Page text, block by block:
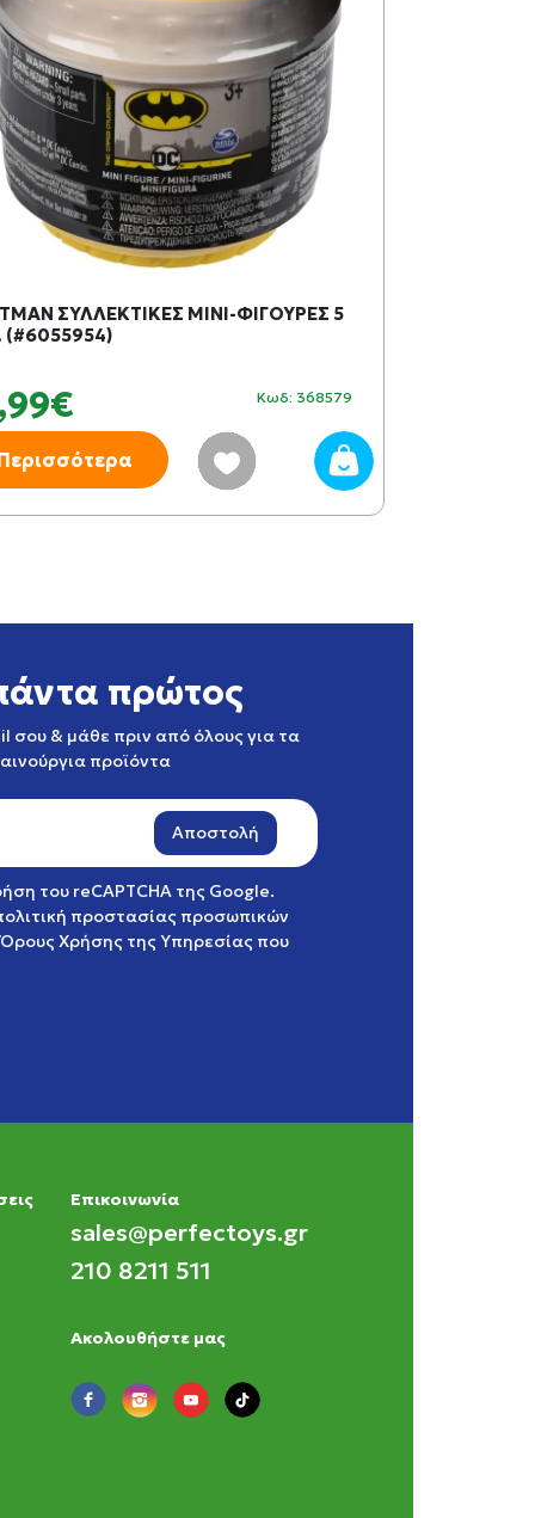
ΣΥΛΛΕΚΤΙΚΕΣ ΜΙΝΙ-ΦΙΓΟΥΡΕΣ 5
(#6055954)
Κωδ: 368579
πρώτος
σου & μάθε πριν από όλους για τα
προϊόντα
Αποστολή
του reCAPTCHA της Google.
προστασίας προσωπικών
Όρους Χρήσης της Υπηρεσίας που
Eπικοινωνία
sales@perfectoys.gr
210 8211 511
Ακολουθήστε μας